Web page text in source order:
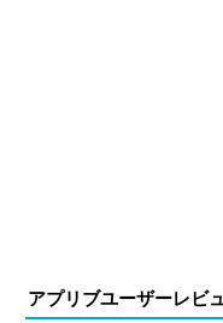
アプリブユーザーレビ